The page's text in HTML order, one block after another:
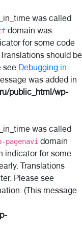
was called
domain was
for some code
should be
see Debugging in
was added in
public_html/wp-
was called
pagenavi domain
indicator for some
Translations
Please see
(This message